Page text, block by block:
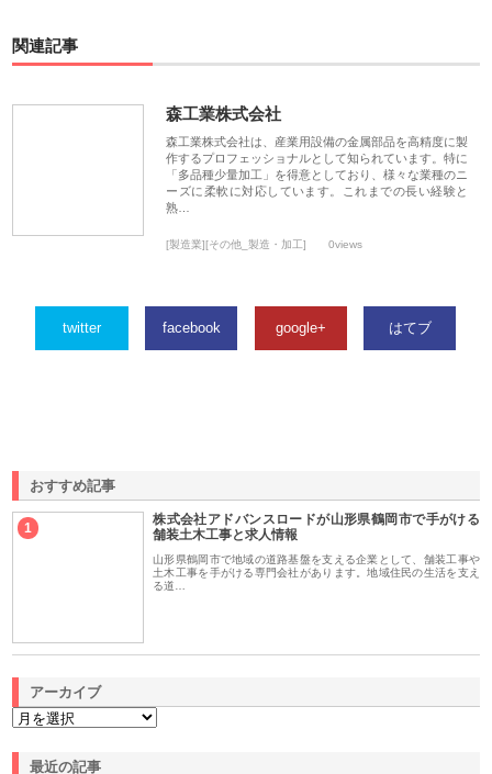
関連記事
森工業株式会社
森工業株式会社は、産業用設備の金属部品を高精度に製
作するプロフェッショナルとして知られています。特に
「多品種少量加工」を得意としており、様々な業種のニ
ーズに柔軟に対応しています。これまでの長い経験と
熟…
[製造業][その他_製造・加工] 0views
twitter facebook google+ はてブ
おすすめ記事
1
株式会社アドバンスロードが山形県鶴岡市で手がける
舗装土木工事と求人情報
山形県鶴岡市で地域の道路基盤を支える企業として、舗装工事や
土木工事を手がける専門会社があります。地域住民の生活を支え
る道…
アーカイブ
最近の記事